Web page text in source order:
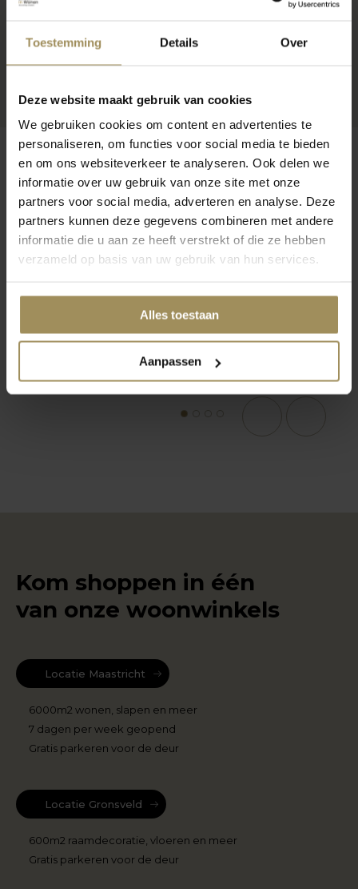
Toestemming Details Over
Deze website maakt gebruik van cookies
We gebruiken cookies om content en advertenties te
personaliseren, om functies voor social media te bieden
en om ons websiteverkeer te analyseren. Ook delen we
informatie over uw gebruik van onze site met onze
partners voor social media, adverteren en analyse. Deze
partners kunnen deze gegevens combineren met andere
informatie die u aan ze heeft verstrekt of die ze hebben
verzameld op basis van uw gebruik van hun services.
Alles toestaan
Aanpassen
Op zoek naar meer inspiratie?
1
Kom shoppen in één
van onze woonwinkels
Locatie Maastricht
6000m2 wonen, slapen en meer
7 dagen per week geopend
Gratis parkeren voor de deur
Locatie Gronsveld
600m2 raamdecoratie, vloeren en meer
Gratis parkeren voor de deur